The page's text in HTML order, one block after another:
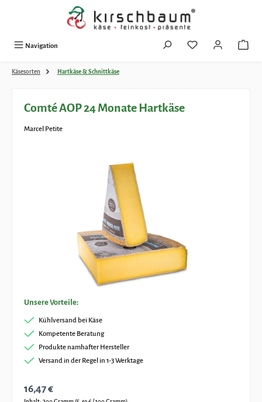
Zum Hauptinhalt springen
Navigation
Käsesorten Hartkäse & Schnittkäse
Comté AOP 24 Monate Hartkäse
Marcel Petite
Unsere Vorteile:
Kühlversand bei Käse
Kompetente Beratung
Produkte namhafter Hersteller
Versand in der Regel in 1-3 Werktage
Regulärer Preis:
16,47 €